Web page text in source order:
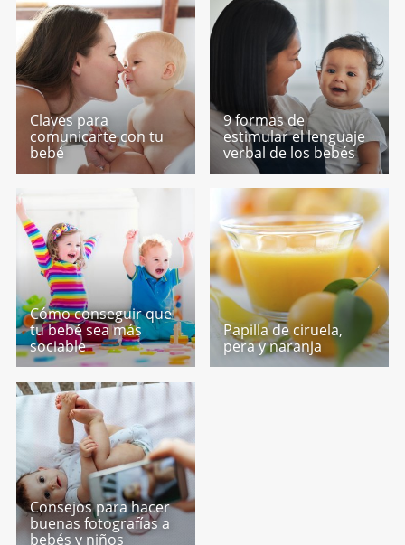
Claves para
comunicarte con tu
bebé
9 formas de
estimular el lenguaje
verbal de los bebés
Cómo conseguir que
tu bebé sea más
sociable
Papilla de ciruela,
pera y naranja
Consejos para hacer
buenas fotografías a
bebés y niños